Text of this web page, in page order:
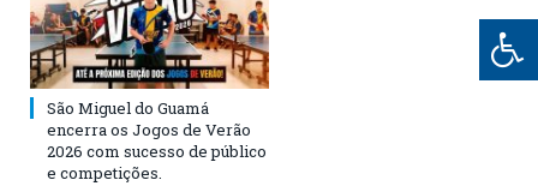
São Miguel do Guamá
encerra os Jogos de Verão
2026 com sucesso de público
e competições.